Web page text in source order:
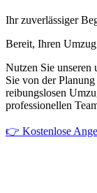
Ihr zuverlässiger
Bereit, Ihren Umzug
Nutzen Sie unseren
Sie von der
reibungslosen
professionellen
👉 Kostenlose